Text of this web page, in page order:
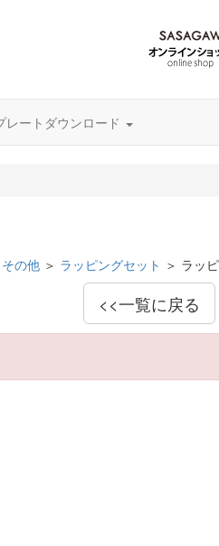
レートダウンロード
の他＞ ラッピングセット ＞ ラッ
<<一覧に戻る